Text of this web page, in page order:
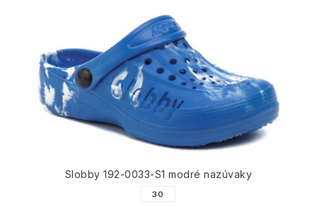
Slobby 192-0033-S1 modré nazúvaky
30